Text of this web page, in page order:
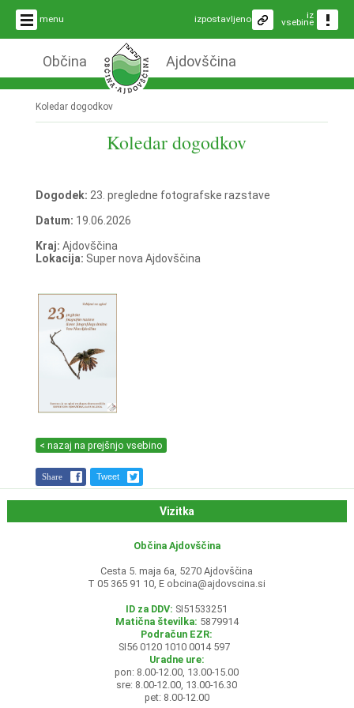
menu iz
vsebine
izpostavljeno
Občina Ajdovščina
Koledar dogodkov
Koledar dogodkov
Dogodek: 23. pregledne fotografske razstave
Datum: 19.06.2026
Kraj: Ajdovščina
Lokacija: Super nova Ajdovščina
< nazaj na prejšnjo vsebino
Share Tweet
Vizitka
Občina Ajdovščina
Cesta 5. maja 6a, 5270 Ajdovščina
T 05 365 91 10, E obcina@ajdovscina.si
ID za DDV: SI51533251
Matična številka: 5879914
Podračun EZR:
SI56 0120 1010 0014 597
Uradne ure:
pon: 8.00-12.00, 13.00-15.00
sre: 8.00-12.00, 13.00-16.30
pet: 8.00-12.00